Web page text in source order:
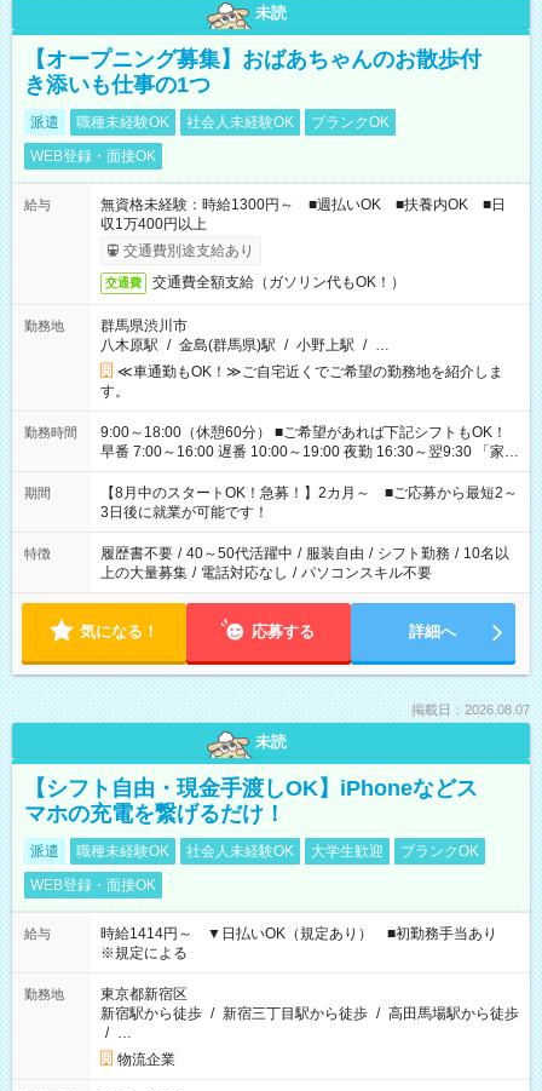
未読
【オープニング募集】おばあちゃんのお散歩付
き添いも仕事の1つ
派遣 職種未経験OK 社会人未経験OK
ブランクOK
WEB登録・面接OK
給与
無資格未経験：時給1300円～ ■週払いOK ■扶養内OK ■日
収1万400円以上
交通費別途支給あり
交通費 交通費全額支給（ガソリン代もOK！）
勤務地
群馬県渋川市
八木原駅 / 金島(群馬県)駅 / 小野上駅 / …
≪車通勤もOK！≫ご自宅近くでご希望の勤務地を紹介しま
す。
勤務時間
9:00～18:00（休憩60分） ■ご希望があれば下記シフトもOK！
早番 7:00～16:00 遅番 10:00～19:00 夜勤 16:30～翌9:30 「家族
と休みを合わせたい」 「余裕を持って夕飯の準備がしたい」
「できれば残業はしたくない」 など、ご希望を教えてください
ね。 ※Wワーク希望の方へ 今ご覧のお仕事で希望する勤務時間
と、もう1つのお仕事の勤務時間。 合計で週40時間を超える場
合は応募できません。
期間
【8月中のスタートOK！急募！】2カ月～ ■ご応募から最短2～
3日後に就業が可能です！
特徴 履歴書不要 / 40～50代活躍中 / 服装自由 / シフト勤務 / 10名以
上の大量募集 / 電話対応なし / パソコンスキル不要
気になる！ 応募する 詳細へ
掲載日：2026.08.07
未読
【シフト自由・現金手渡しOK】iPhoneなどス
マホの充電を繋げるだけ！
派遣 職種未経験OK 社会人未経験OK 大学生歓迎
ブランクOK
WEB登録・面接OK
給与
時給1414円～ ▼日払いOK（規定あり） ■初勤務手当あり
※規定による
勤務地
東京都新宿区
新宿駅から徒歩 / 新宿三丁目駅から徒歩 / 高田馬場駅から徒歩
/ …
物流企業